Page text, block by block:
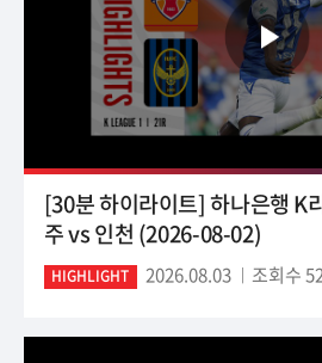
[30분 하이라이트] 하나은행 K
주 vs 인천 (2026-08-02)
HIGHLIGHT 2026.08.03 조회수